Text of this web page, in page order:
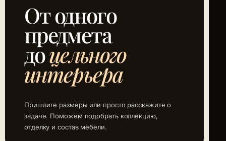
От одного
предмета
доцельного
интерьера
Пришлите размеры или просто расскажите о
задаче. Поможем подобрать коллекцию,
отделку и состав мебели.